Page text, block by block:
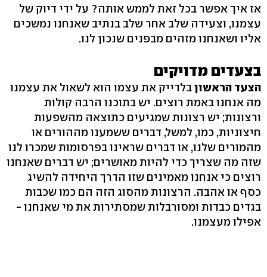
אז איך אפשר בכל זאת לממש אותה? על ידי דיוק של
עצמנו, וצעידה שלב אחר שלב בנתיב שאנחנו נמשכים
אליו ושאנחנו מזהים מבפנים שנכון לנו.
בצעדים מדויקים
הצעד הראשוןבלדייק את עצמו הוא לשאול את עצמנו
מה אנחנו באמת רוצים. יש בתוכנו הרבה קולות
ורצונות; יש רצונות שמגיעים כתוצאה מהשפעות
חיצוניות, כמו, למשל, דברים ששמענו מההורים או
מהמורים שלנו, או דברים שראינו בפרסומות שמכרו לנו
שזה מה שצריך כדי להיות מאושרים; יש דברים שאנחנו
רוצים כי אנחנו מאמינים שזו הדרך היחידה להשיג
כסף או אהבה. הרצונות מהסוג הזה הם כמו שכבות
בגדים כבדות ומסורבלות שמסתירות את מי שאנחנו -
אפילו מעצמנו.